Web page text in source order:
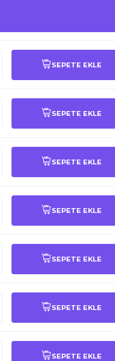
SEPETE EKLE
SEPETE EKLE
SEPETE EKLE
SEPETE EKLE
SEPETE EKLE
SEPETE EKLE
SEPETE EKLE